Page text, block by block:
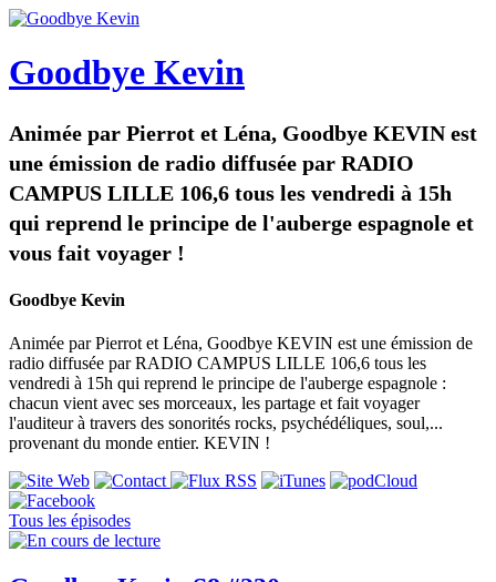
Goodbye Kevin
Animée par Pierrot et Léna, Goodbye KEVIN est
une émission de radio diffusée par RADIO
CAMPUS LILLE 106,6 tous les vendredi à 15h
qui reprend le principe de l'auberge espagnole et
vous fait voyager !
Goodbye Kevin
Animée par Pierrot et Léna, Goodbye KEVIN est une émission de
radio diffusée par RADIO CAMPUS LILLE 106,6 tous les
vendredi à 15h qui reprend le principe de l'auberge espagnole :
chacun vient avec ses morceaux, les partage et fait voyager
l'auditeur à travers des sonorités rocks, psychédéliques, soul,...
provenant du monde entier. KEVIN !
Tous les épisodes